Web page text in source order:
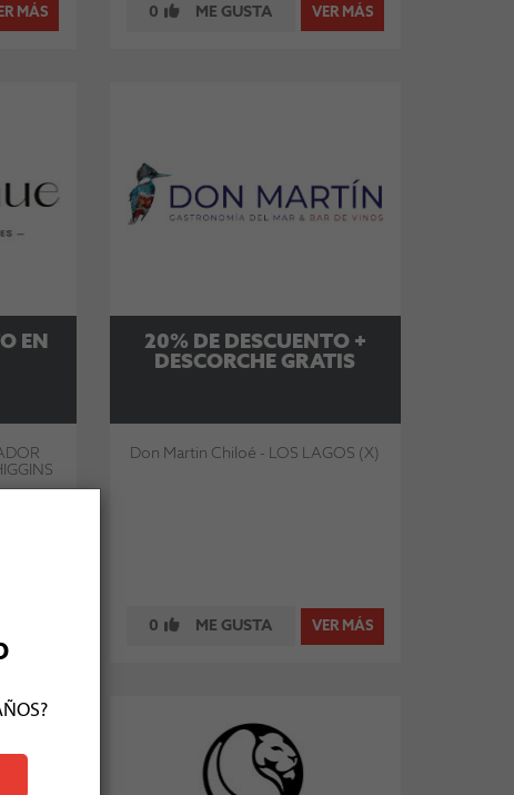
MÁS 0 ME GUSTA VER MÁS
EN
20% DE DESCUENTO +
DESCORCHE GRATIS
Don Martin Chiloé - LOS LAGOS (X)
0 ME GUSTA VER MÁS